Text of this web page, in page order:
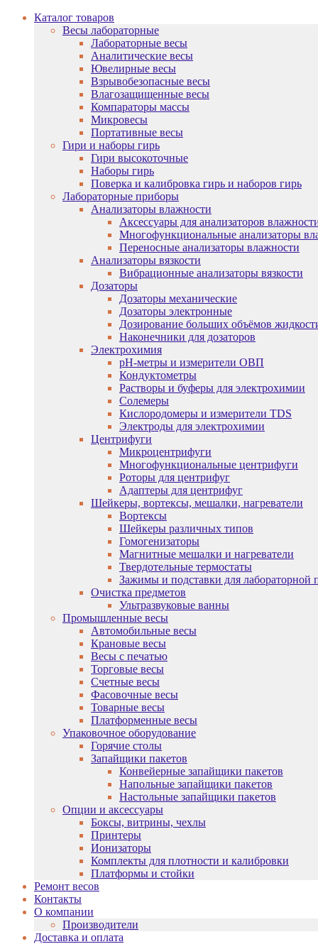
Каталог товаров
Весы лабораторные
Лабораторные весы
Аналитические весы
Ювелирные весы
Взрывобезопасные весы
Влагозащищенные весы
Компараторы массы
Микровесы
Портативные весы
Гири и наборы гирь
Гири высокоточные
Наборы гирь
Поверка и калибровка гирь и наборов гирь
Лабораторные приборы
Анализаторы влажности
Аксессуары для анализаторов
Многофункциональные анализаторы
Переносные анализаторы влажности
Анализаторы вязкости
Вибрационные анализаторы вязкости
Дозаторы
Дозаторы механические
Дозаторы электронные
Дозирование больших объёмов
Наконечники для дозаторов
Электрохимия
pH-метры и измерители ОВП
Кондуктометры
Растворы и буферы для электрохимии
Солемеры
Кислородомеры и измерители TDS
Электроды для электрохимии
Центрифуги
Микроцентрифуги
Многофункциональные центрифуги
Роторы для центрифуг
Адаптеры для центрифуг
Шейкеры, вортексы, мешалки, нагреватели
Вортексы
Шейкеры различных типов
Гомогенизаторы
Магнитные мешалки и нагреватели
Твердотельные термостаты
Зажимы и подставки для лабораторной
Очистка предметов
Ультразвуковые ванны
Промышленные весы
Автомобильные весы
Крановые весы
Весы с печатью
Торговые весы
Счетные весы
Фасовочные весы
Товарные весы
Платформенные весы
Упаковочное оборудование
Горячие столы
Запайщики пакетов
Конвейерные запайщики пакетов
Напольные запайщики пакетов
Настольные запайщики пакетов
Опции и аксессуары
Боксы, витрины, чехлы
Принтеры
Ионизаторы
Комплекты для плотности и калибровки
Платформы и стойки
Ремонт весов
Контакты
О компании
Производители
Доставка и оплата